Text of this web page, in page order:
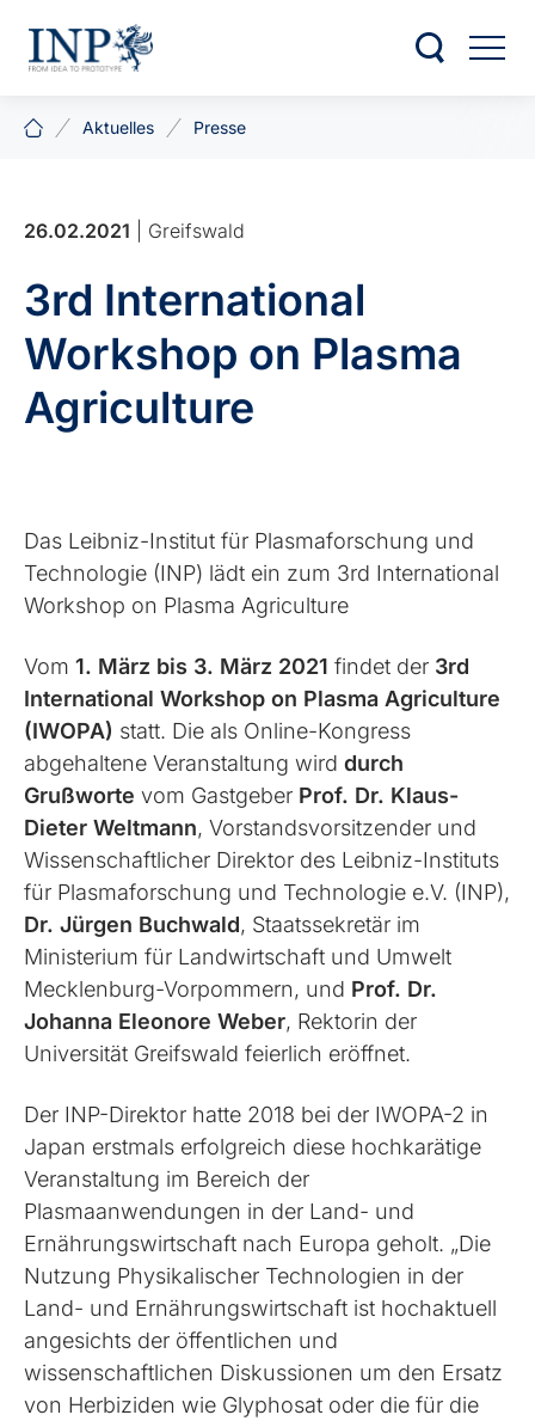
Aktuelles Presse
26.02.2021 | Greifswald
3rd International
Workshop on Plasma
Agriculture
Das Leibniz-Institut für Plasmaforschung und
Technologie (INP) lädt ein zum 3rd International
Workshop on Plasma Agriculture
Vom1. März bis 3. März 2021findet der 3rd
International Workshop on Plasma Agriculture
(IWOPA) statt. Die als Online-Kongress
abgehaltene Veranstaltung wirddurch
Grußworte vom Gastgeber Prof. Dr. Klaus-
Dieter Weltmann, Vorstandsvorsitzender und
Wissenschaftlicher Direktor des Leibniz-Instituts
für Plasmaforschung und Technologie e.V. (INP),
Dr. Jürgen Buchwald, Staatssekretär im
Ministerium für Landwirtschaft und Umwelt
Mecklenburg-Vorpommern, und Prof. Dr.
Johanna Eleonore Weber, Rektorin der
Universität Greifswald feierlich eröffnet.
Der INP-Direktor hatte 2018 bei der IWOPA-2 in
Japan erstmals erfolgreich diese hochkarätige
Veranstaltung im Bereich der
Plasmaanwendungen in der Land- und
Ernährungswirtschaft nach Europa geholt. „Die
Nutzung Physikalischer Technologien in der
Land- und Ernährungswirtschaft ist hochaktuell
angesichts der öffentlichen und
wissenschaftlichen Diskussionen um den Ersatz
von Herbiziden wie Glyphosat oder die für die